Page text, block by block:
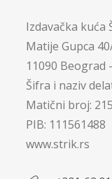
Izdavačka kuća
Matije Gupca
11090 Beograd
Šifra i naziv
Matični broj:
PIB: 111561488
www.strik.rs